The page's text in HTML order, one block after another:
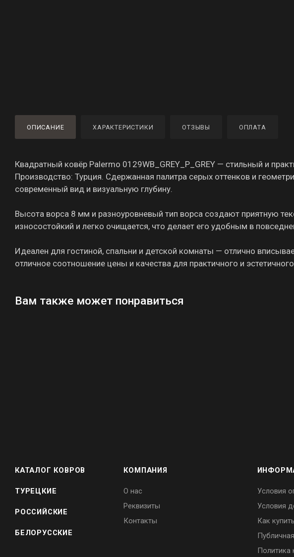
ОПИСАНИЕ ХАРАКТЕРИСТИКИ ОТЗЫВЫ ОПЛАТА
Квадратный ковёр Palermo 0129WB_GREY_P_GREY — стильный и
Производство: Турция. Сдержанная палитра серых оттенков и
современный вид и визуальную глубину.
Высота ворса 8 мм и разноуровневый тип ворса создают приятную
износостойкий и легко очищается, что делает его удобным в
Идеален для гостиной, спальни и детской комнаты — отлично
отличное соотношение цены и качества для практичного и
Вам также может понравиться
КАТАЛОГ КОВРОВ
ТУРЕЦКИЕ
РОССИЙСКИЕ
БЕЛОРУССКИЕ
КОМПАНИЯ
О нас
Реквизиты
Контакты
Условия
Условия
Как
Политика